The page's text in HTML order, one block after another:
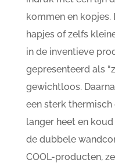
kommen en kopjes.
hapjes of zelfs
in de inventieve
gepresenteerd als
gewichtloos.
een sterk
langer heet en
de dubbele
COOL-producten,